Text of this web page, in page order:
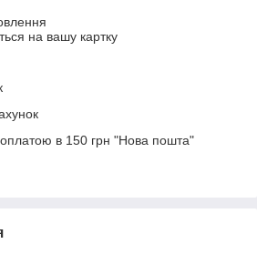
на вашу картку
в 150 грн "Нова пошта"